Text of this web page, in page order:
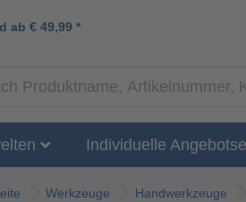
ab € 49,99 *
Individuelle
Werkzeuge Handwerkzeuge